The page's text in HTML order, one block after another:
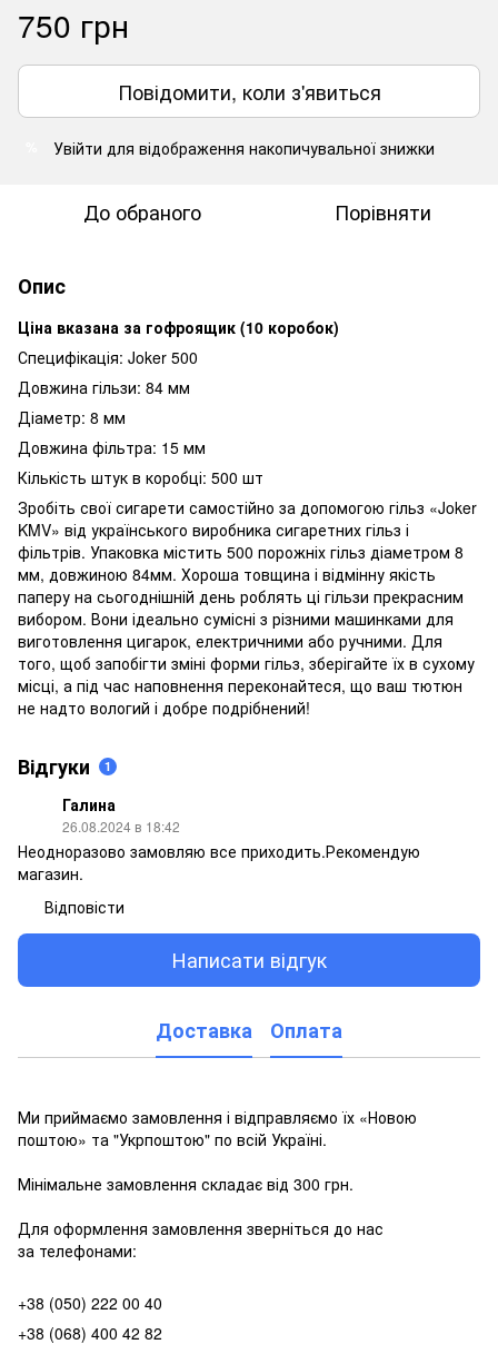
750 грн
Повідомити, коли з'явиться
Увійти для відображення накопичувальної знижки
До обраного Порівняти
Опис
Ціна вказана за гофроящик (10 коробок)
Специфікація: Joker 500
Довжина гільзи: 84 мм
Діаметр: 8 мм
Довжина фільтра: 15 мм
Кількість штук в коробці: 500 шт
Зробіть свої сигарети самостійно за допомогою гільз «Joker
KMV» від українського виробника сигаретних гільз і
фільтрів. Упаковка містить 500 порожніх гільз діаметром 8
мм, довжиною 84мм. Хороша товщина і відмінну якість
паперу на сьогоднішній день роблять ці гільзи прекрасним
вибором. Вони ідеально сумісні з різними машинками для
виготовлення цигарок, електричними або ручними. Для
того, щоб запобігти зміні форми гільз, зберігайте їх в сухому
місці, а під час наповнення переконайтеся, що ваш тютюн
не надто вологий і добре подрібнений!
Відгуки 1
Галина
26.08.2024 в 18:42
Неодноразово замовляю все приходить.Рекомендую
магазин.
Відповісти
Написати відгук
Доставка Оплата
Ми приймаємо замовлення і відправляємо їх «Новою
поштою» та "Укрпоштою" по всій Україні.
Мінімальне замовлення складає від 300 грн.
Для оформлення замовлення зверніться до нас
за телефонами:
+38 (050) 222 00 40
+38 (068) 400 42 82